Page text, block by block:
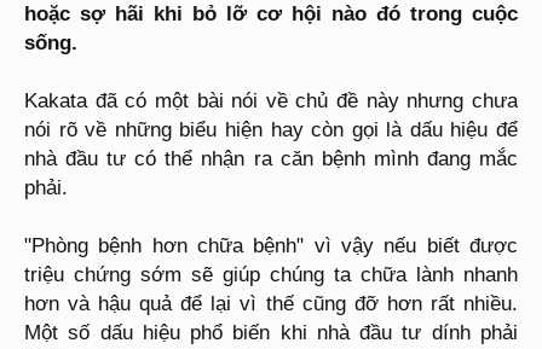
hoặc sợ hãi khi bỏ lỡ cơ hội nào đó trong cuộc
sống.
Kakata đã có một bài nói về chủ đề này nhưng chưa
nói rõ về những biểu hiện hay còn gọi là dấu hiệu để
nhà đầu tư có thể nhận ra căn bệnh mình đang mắc
phải.
"Phòng bệnh hơn chữa bệnh" vì vậy nếu biết được
triệu chứng sớm sẽ giúp chúng ta chữa lành nhanh
hơn và hậu quả để lại vì thế cũng đỡ hơn rất nhiều.
Một số dấu hiệu phổ biến khi nhà đầu tư dính phải